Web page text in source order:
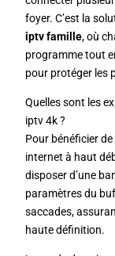
foyer. C’est la
iptv famille, où
programme tout
pour protéger les
Quelles sont les
iptv 4k ?
Pour bénéficier
internet à haut
disposer d’une
paramètres du
saccades,
haute définition.